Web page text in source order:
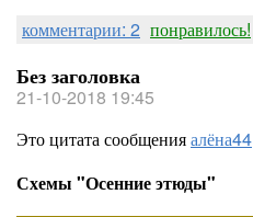
комментарии: 2 понравилось!
Без заголовка
21-10-2018 19:45
Это цитата сообщенияалёна44
Схемы "Осенние этюды"